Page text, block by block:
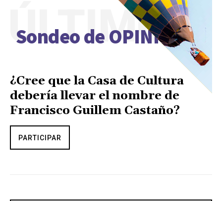
Sondeo de OPINIÓN
ÚLTIMO
¿Cree que la Casa de Cultura
debería llevar el nombre de
Francisco Guillem Castaño?
PARTICIPAR